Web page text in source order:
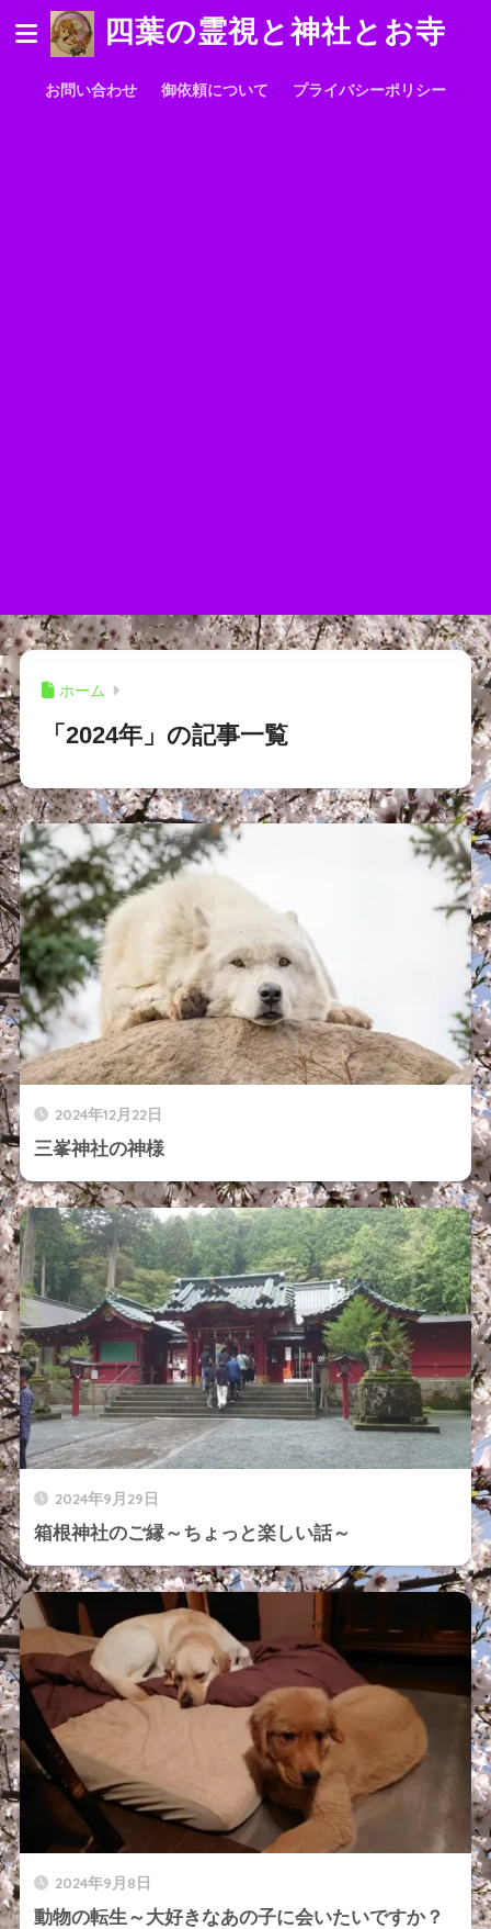
四葉の霊視と神社とお寺
お問い合わせ 御依頼について プライバシーポリシー
ホーム
「2024年」の記事一覧
2024年12月22日
三峯神社の神様
2024年9月29日
箱根神社のご縁～ちょっと楽しい話～
2024年9月8日
動物の転生～大好きなあの子に会いたいですか？